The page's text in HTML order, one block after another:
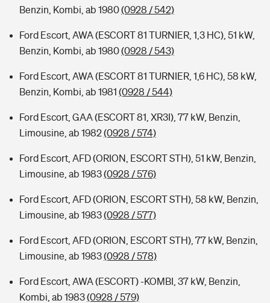
Benzin, Kombi, ab 1980(0928 / 542)
Ford Escort, AWA (ESCORT 81 TURNIER, 1,3 HC), 51 kW,
Benzin, Kombi, ab 1980(0928 / 543)
Ford Escort, AWA (ESCORT 81 TURNIER, 1,6 HC), 58 kW,
Benzin, Kombi, ab 1981 (0928 / 544)
Ford Escort, GAA (ESCORT 81, XR3I), 77 kW, Benzin,
Limousine, ab 1982(0928 / 574)
Ford Escort, AFD (ORION, ESCORT STH), 51 kW, Benzin,
Limousine, ab 1983(0928 / 576)
Ford Escort, AFD (ORION, ESCORT STH), 58 kW, Benzin,
Limousine, ab 1983(0928 / 577)
Ford Escort, AFD (ORION, ESCORT STH), 77 kW, Benzin,
Limousine, ab 1983(0928 / 578)
Ford Escort, AWA (ESCORT) -KOMBI, 37 kW, Benzin,
Kombi, ab 1983(0928 / 579)